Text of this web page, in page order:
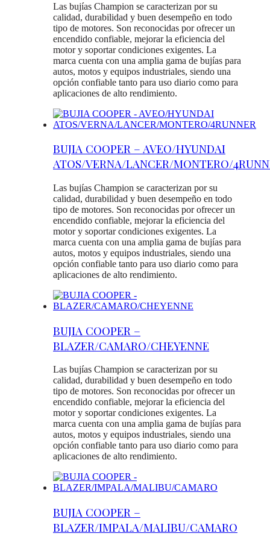
Las bujías Champion se caracterizan por su
calidad, durabilidad y buen desempeño en todo
tipo de motores. Son reconocidas por ofrecer un
encendido confiable, mejorar la eficiencia del
motor y soportar condiciones exigentes. La
marca cuenta con una amplia gama de bujías para
autos, motos y equipos industriales, siendo una
opción confiable tanto para uso diario como para
aplicaciones de alto rendimiento.
BUJIA COOPER – AVEO/HYUNDAI
ATOS/VERNA/LANCER/MONTERO/
Las bujías Champion se caracterizan por su
calidad, durabilidad y buen desempeño en todo
tipo de motores. Son reconocidas por ofrecer un
encendido confiable, mejorar la eficiencia del
motor y soportar condiciones exigentes. La
marca cuenta con una amplia gama de bujías para
autos, motos y equipos industriales, siendo una
opción confiable tanto para uso diario como para
aplicaciones de alto rendimiento.
BUJIA COOPER –
BLAZER/CAMARO/CHEYENNE
Las bujías Champion se caracterizan por su
calidad, durabilidad y buen desempeño en todo
tipo de motores. Son reconocidas por ofrecer un
encendido confiable, mejorar la eficiencia del
motor y soportar condiciones exigentes. La
marca cuenta con una amplia gama de bujías para
autos, motos y equipos industriales, siendo una
opción confiable tanto para uso diario como para
aplicaciones de alto rendimiento.
BUJIA COOPER –
BLAZER/IMPALA/MALIBU/CAMARO